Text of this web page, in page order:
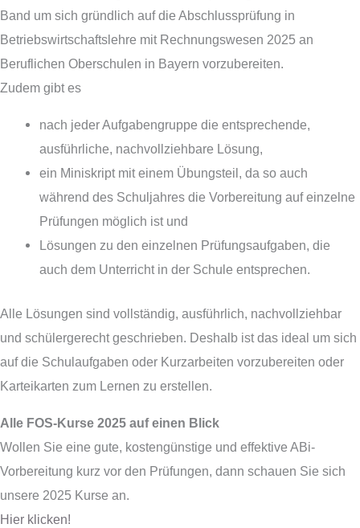
Band um sich gründlich auf die Abschlussprüfung in
Betriebswirtschaftslehre mit Rechnungswesen 2025 an
Beruflichen Oberschulen in Bayern vorzubereiten.
Zudem gibt es
nach jeder Aufgabengruppe die entsprechende,
ausführliche, nachvollziehbare Lösung,
ein Miniskript mit einem Übungsteil, da so auch
während des Schuljahres die Vorbereitung auf einzelne
Prüfungen möglich ist und
Lösungen zu den einzelnen Prüfungsaufgaben, die
auch dem Unterricht in der Schule entsprechen.
Alle Lösungen sind vollständig, ausführlich, nachvollziehbar
und schülergerecht geschrieben. Deshalb ist das ideal um sich
auf die Schulaufgaben oder Kurzarbeiten vorzubereiten oder
Karteikarten zum Lernen zu erstellen.
Alle FOS-Kurse 2025 auf einen Blick
Wollen Sie eine gute, kostengünstige und effektive ABi-
Vorbereitung kurz vor den Prüfungen, dann schauen Sie sich
unsere 2025 Kurse an.
Hier klicken!